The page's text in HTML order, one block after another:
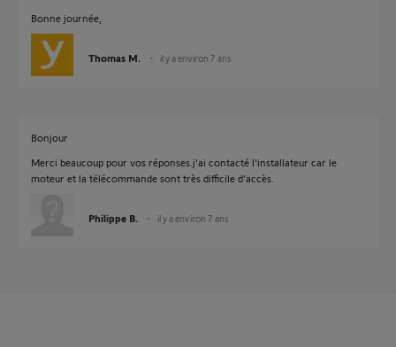
Bonne journée,
Thomas M. il y a environ 7 ans
Bonjour
Merci beaucoup pour vos réponses.j'ai contacté l'installateur car le
moteur et la télécommande sont très difficile d’accès.
Philippe B. il y a environ 7 ans